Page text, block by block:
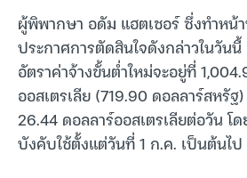
ผู้พิพากษา อดัม แฮตเชอร์ ซึ่งทำหน้
ประกาศการตัดสินใจดังกล่าวในวันนี้
อัตราค่าจ้างขั้นต่ำใหม่จะอยู่ที่
ออสเตรเลีย (719.90 ดอลลาร์สหรั
26.44 ดอลลาร์ออสเตรเลียต่อวัน โ
บังคับใช้ตั้งแต่วันที่ 1 ก.ค. เป็นต้นไป